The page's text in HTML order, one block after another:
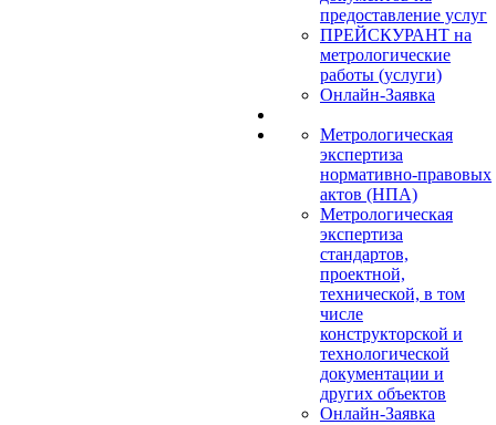
предоставление услуг
ПРЕЙСКУРАНТ на
метрологические
работы (услуги)
Онлайн-Заявка
Метрологическая
экспертиза
нормативно-правовых
актов (НПА)
Метрологическая
экспертиза
стандартов,
проектной,
технической, в том
числе
конструкторской и
технологической
документации и
других объектов
Онлайн-Заявка